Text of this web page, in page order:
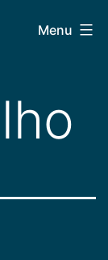
Menu